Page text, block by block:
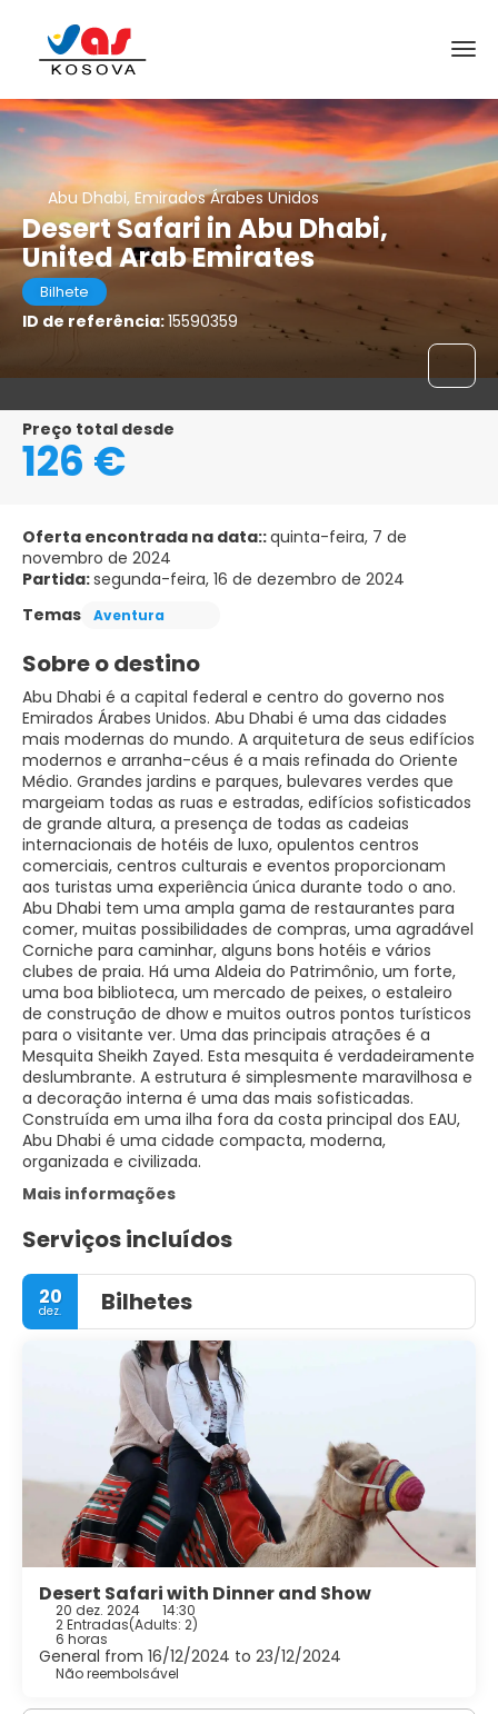
Abu Dhabi, Emirados Árabes Unidos
Desert Safari in Abu Dhabi,
United Arab Emirates
Bilhete
ID de referência:15590359
Preço total desde
126 €
Oferta encontrada na data::quinta-feira, 7 de
novembro de 2024
Partida:segunda-feira, 16 de dezembro de 2024
Temas
Aventura
Sobre o destino
Abu Dhabi é a capital federal e centro do governo nos
Emirados Árabes Unidos. Abu Dhabi é uma das cidades
mais modernas do mundo. A arquitetura de seus edifícios
modernos e arranha-céus é a mais refinada do Oriente
Médio. Grandes jardins e parques, bulevares verdes que
margeiam todas as ruas e estradas, edifícios sofisticados
de grande altura, a presença de todas as cadeias
internacionais de hotéis de luxo, opulentos centros
comerciais, centros culturais e eventos proporcionam
aos turistas uma experiência única durante todo o ano.
Abu Dhabi tem uma ampla gama de restaurantes para
comer, muitas possibilidades de compras, uma agradável
Corniche para caminhar, alguns bons hotéis e vários
clubes de praia. Há uma Aldeia do Patrimônio, um forte,
uma boa biblioteca, um mercado de peixes, o estaleiro
de construção de dhow e muitos outros pontos turísticos
para o visitante ver. Uma das principais atrações é a
Mesquita Sheikh Zayed. Esta mesquita é verdadeiramente
deslumbrante. A estrutura é simplesmente maravilhosa e
a decoração interna é uma das mais sofisticadas.
Construída em uma ilha fora da costa principal dos EAU,
Abu Dhabi é uma cidade compacta, moderna,
organizada e civilizada.
Mais informações
Serviços incluídos
20
dez. Bilhetes
Desert Safari with Dinner and Show
20 dez. 2024 14:30
2 Entradas(Adults: 2)
6 horas
General from 16/12/2024 to 23/12/2024
Não reembolsável